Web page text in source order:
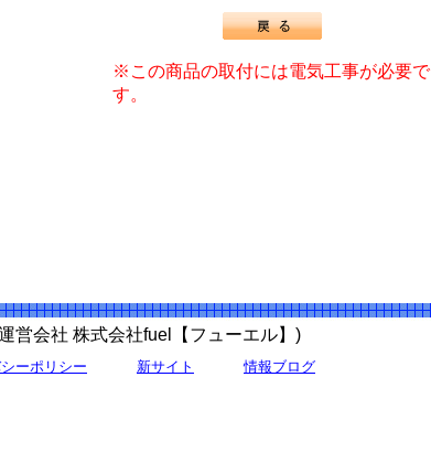
※この商品の取付には電気工事が必要で
す。
営会社 株式会社fuel【フューエル】)
ーポリシー 新サイト 情報ブログ